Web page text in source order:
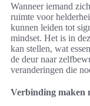
Wanneer iemand
ruimte voor
kunnen leiden tot
mindset. Het is in
kan stellen, wat
de deur naar
veranderingen die
Verbinding maken